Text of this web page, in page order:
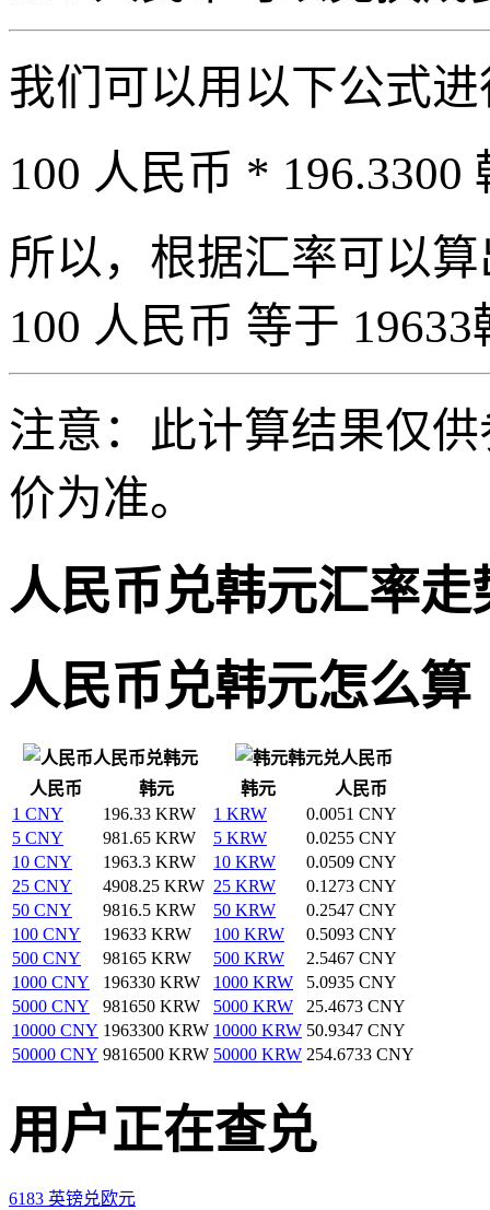
我们可以用以下公式
100 人民币 * 196.3300
所以，根据汇率可以
100 人民币 等于
注意：此计算结果仅
价为准。
人民币兑韩元汇率走
人民币兑韩元怎么算
人民币兑韩元
韩元兑人民币
人民币
韩元 韩元
人民币
1 CNY
196.33 KRW 1 KRW
0.0051 CNY
5 CNY
981.65 KRW 5 KRW
0.0255 CNY
10 CNY
1963.3 KRW 10 KRW
0.0509 CNY
25 CNY
4908.25 KRW 25 KRW
0.1273 CNY
50 CNY
9816.5 KRW 50 KRW
0.2547 CNY
100 CNY
19633 KRW 100 KRW
0.5093 CNY
500 CNY
98165 KRW 500 KRW
2.5467 CNY
1000 CNY
196330 KRW 1000 KRW
5.0935 CNY
5000 CNY
981650 KRW 5000 KRW
25.4673 CNY
10000 CNY 1963300 KRW 10000 KRW 50.9347 CNY
50000 CNY 9816500 KRW 50000 KRW 254.6733 CNY
用户正在查兑
6183 英镑兑欧元